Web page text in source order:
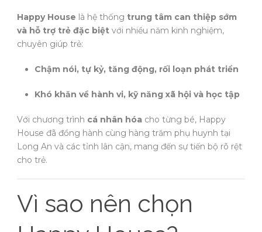
Happy House là hệ thống trung tâm can thiệp sớm
và hỗ trợ trẻ đặc biệt với nhiều năm kinh nghiệm,
chuyên giúp trẻ:
Chậm nói, tự kỷ, tăng động, rối loạn phát triển
Khó khăn về hành vi, kỹ năng xã hội và học tập
Với chương trình cá nhân hóa cho từng bé, Happy
House đã đồng hành cùng hàng trăm phụ huynh tại
Long An và các tỉnh lân cận, mang đến sự tiến bộ rõ rệt
cho trẻ.
Vì sao nên chọn